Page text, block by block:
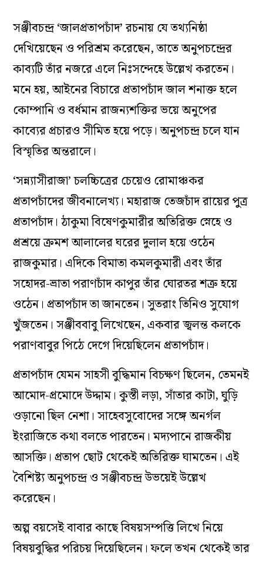
সঞ্জীবচন্দ্র ‘জালপ্রতাপচাঁদ’ রচনায় যে তথ্যনিষ্ঠা
দেখিয়েছেন ও পরিশ্রম করেছেন, তাতে অনুপচন্দ্রের
কাব্যটি তাঁর নজরে এলে নিঃসন্দেহে উল্লেখ করতেন।
মনে হয়, আইনের বিচারে প্রতাপচাঁদ জাল শনাক্ত হলে
কোম্পানি ও বর্ধমান রাজন্যশক্তির ভয়ে অনুপের
কাব্যের প্রচারও সীমিত হয়ে পড়ে। অনুপচন্দ্র চলে যান
বিস্মৃতির অন্তরালে।
‘সন্ন্যাসীরাজা’ চলচ্চিত্রের চেয়েও রোমাঞ্চকর
প্রতাপচাঁদের জীবনালেখ্য। মহারাজ তেজচাঁদ রায়ের পুত্র
প্রতাপচাঁদ। ঠাকুমা বিষেণকুমারীর অতিরিক্ত স্নেহে ও
প্রশ্রয়ে ক্রমশ আলালের ঘরের দুলাল হয়ে ওঠেন
রাজকুমার। এদিকে বিমাতা কমলকুমারী এবং তাঁর
সহোদর-ভ্রাতা পরাণচাঁদ কাপুর তাঁর ঘোরতর শত্রু হয়ে
ওঠেন। প্রতাপচাঁদ তা জানতেন। সুতরাং তিনিও সুযোগ
খুঁজতেন। সঞ্জীববাবু লিখেছেন, একবার জ্বলন্ত কলকে
পরাণবাবুর পিঠে দেগে দিয়েছিলেন প্রতাপচাঁদ।
প্রতাপচাঁদ যেমন সাহসী বুদ্ধিমান বিচক্ষণ ছিলেন, তেমনই
আমোদ-প্রমোদে উদ্দাম। কুস্তী লড়া, সাঁতার কাটা, ঘুড়ি
ওড়ানো ছিল নেশা। সাহেবসুবোদের সঙ্গে অনর্গল
ইংরাজিতে কথা বলতে পারতেন। মদ্যপানে রাজকীয়
আসক্তি। প্রতাপ ছোট থেকেই অতিরিক্ত ঘামতেন। এই
বৈশিষ্ট্য অনুপচন্দ্র ও সঞ্জীবচন্দ্র উভয়েই উল্লেখ
করেছেন।
অল্প বয়সেই বাবার কাছে বিষয়সম্পত্তি লিখে নিয়ে
বিষয়বুদ্ধির পরিচয় দিয়েছিলেন। ফলে তখন থেকেই তার